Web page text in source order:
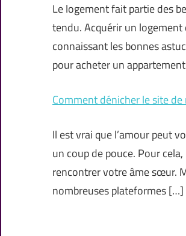
Le logement fait partie des
tendu. Acquérir un
connaissant les bonnes
pour acheter un
Comment dénicher le site
Il est vrai que l’amour peut
un coup de pouce. Pour
rencontrer votre âme sœur.
nombreuses plateformes […]